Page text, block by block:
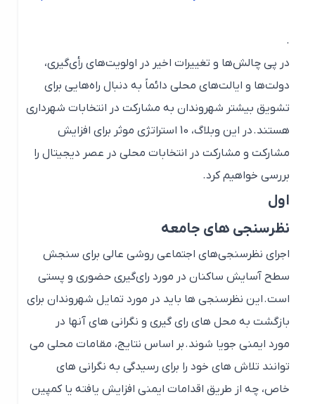
در پی چالش‌ها و تغییرات اخیر در اولویت‌های رأی‌گیری،
دولت‌ها و ایالت‌های محلی دائماً به دنبال راه‌هایی برای
تشویق بیشتر شهروندان به مشارکت در انتخابات شهرداری
هستند. در این وبلاگ، 10 استراتژی موثر برای افزایش
مشارکت و مشارکت در انتخابات محلی در عصر دیجیتال را
بررسی خواهیم کرد.
اول
نظرسنجی های جامعه
اجرای نظرسنجی‌های اجتماعی روشی عالی برای سنجش
سطح آسایش ساکنان در مورد رای‌گیری حضوری و پستی
است. این نظرسنجی ها باید در مورد تمایل شهروندان برای
بازگشت به محل های رای گیری و نگرانی های آنها در
مورد ایمنی جویا شوند. بر اساس نتایج، مقامات محلی می
توانند تلاش های خود را برای رسیدگی به نگرانی های
خاص، چه از طریق اقدامات ایمنی افزایش یافته یا کمپین